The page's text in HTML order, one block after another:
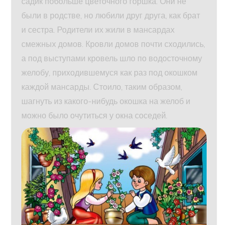
были в родстве, но любили друг друга, как брат
и сестра. Родители их жили в мансардах
смежных домов. Кровли домов почти сходились,
а под выступами кровель шло по водосточному
желобу, приходившемуся как раз под окошком
каждой мансарды. Стоило, таким образом,
шагнуть из какого-нибудь окошка на желоб и
можно было очутиться у окна соседей.